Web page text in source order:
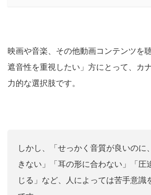
映画や音楽、その他動画コンテンツを
遮音性を重視したい」方にとって、カ
力的な選択肢です。
しかし、「せっかく音質が良いのに
きない」「耳の形に合わない」「圧
じる」など、人によっては苦手意識